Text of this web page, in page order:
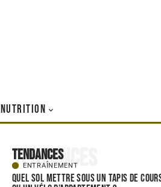
NUTRITION
Tendances
Tendances
ENTRAÎNEMENT
Quel sol mettre sous un tapis de